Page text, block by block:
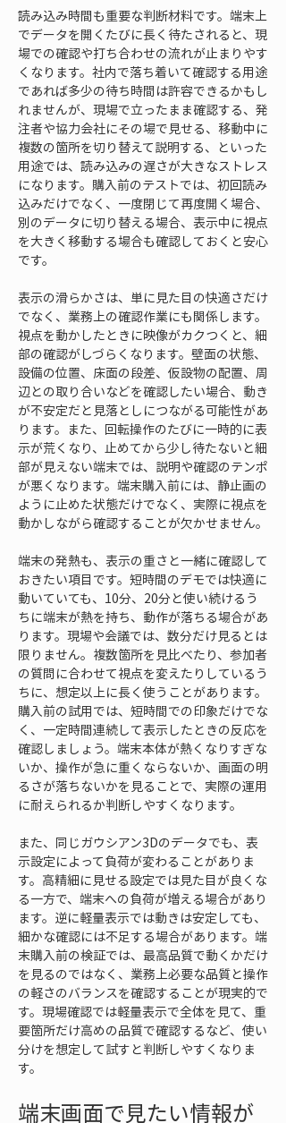
読み込み時間も重要な判断材料です。端末上
でデータを開くたびに長く待たされると、現
場での確認や打ち合わせの流れが止まりやす
くなります。社内で落ち着いて確認する用途
であれば多少の待ち時間は許容できるかもし
れませんが、現場で立ったまま確認する、発
注者や協力会社にその場で見せる、移動中に
複数の箇所を切り替えて説明する、といった
用途では、読み込みの遅さが大きなストレス
になります。購入前のテストでは、初回読み
込みだけでなく、一度閉じて再度開く場合、
別のデータに切り替える場合、表示中に視点
を大きく移動する場合も確認しておくと安心
です。
表示の滑らかさは、単に見た目の快適さだけ
でなく、業務上の確認作業にも関係します。
視点を動かしたときに映像がカクつくと、細
部の確認がしづらくなります。壁面の状態、
設備の位置、床面の段差、仮設物の配置、周
辺との取り合いなどを確認したい場合、動き
が不安定だと見落としにつながる可能性があ
ります。また、回転操作のたびに一時的に表
示が荒くなり、止めてから少し待たないと細
部が見えない端末では、説明や確認のテンポ
が悪くなります。端末購入前には、静止画の
ように止めた状態だけでなく、実際に視点を
動かしながら確認することが欠かせません。
端末の発熱も、表示の重さと一緒に確認して
おきたい項目です。短時間のデモでは快適に
動いていても、10分、20分と使い続けるう
ちに端末が熱を持ち、動作が落ちる場合があ
ります。現場や会議では、数分だけ見るとは
限りません。複数箇所を見比べたり、参加者
の質問に合わせて視点を変えたりしているう
ちに、想定以上に長く使うことがあります。
購入前の試用では、短時間での印象だけでな
く、一定時間連続して表示したときの反応を
確認しましょう。端末本体が熱くなりすぎな
いか、操作が急に重くならないか、画面の明
るさが落ちないかを見ることで、実際の運用
に耐えられるか判断しやすくなります。
また、同じガウシアン3Dのデータでも、表
示設定によって負荷が変わることがありま
す。高精細に見せる設定では見た目が良くな
る一方で、端末への負荷が増える場合があり
ます。逆に軽量表示では動きは安定しても、
細かな確認には不足する場合があります。端
末購入前の検証では、最高品質で動くかだけ
を見るのではなく、業務上必要な品質と操作
の軽さのバランスを確認することが現実的で
す。現場確認では軽量表示で全体を見て、重
要箇所だけ高めの品質で確認するなど、使い
分けを想定して試すと判断しやすくなりま
す。
端末画面で見たい情報が